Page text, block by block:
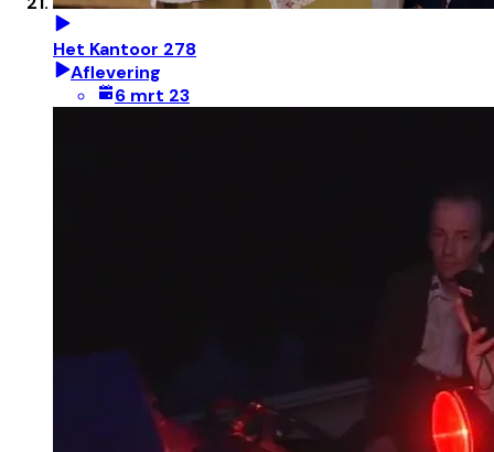
Het Kantoor 278
Aflevering
6 mrt 23